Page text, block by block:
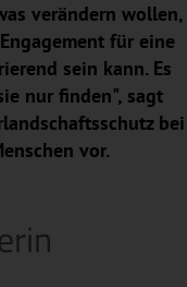
verändern wollen,
für eine
sein kann. Es
nur finden", sagt
bei
vor.